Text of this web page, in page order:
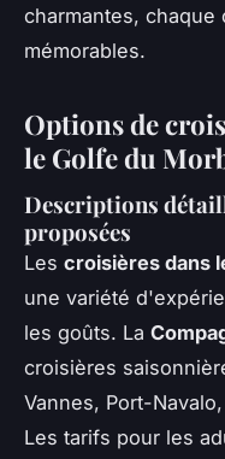
charmantes, chaque
mémorables.
Options de
le Golfe du
Descriptions
proposées
Les croisières dans
une variété
les goûts. La
croisières
Vannes, Port-
Les tarifs pour les